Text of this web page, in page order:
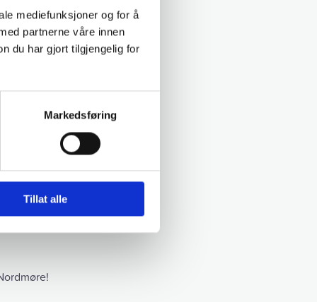
mediefunksjoner og for å
partnerne våre innen
du har gjort tilgjengelig for
Markedsføring
Tillat alle